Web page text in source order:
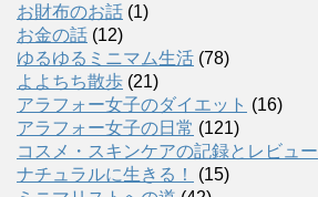
お財布のお話 (1)
お金の話 (12)
ゆるゆるミニマム生活 (78)
よよちち散歩 (21)
アラフォー女子のダイエット (16)
アラフォー女子の日常 (121)
コスメ・スキンケアの記録とレビュー
ナチュラルに生きる！
(15)